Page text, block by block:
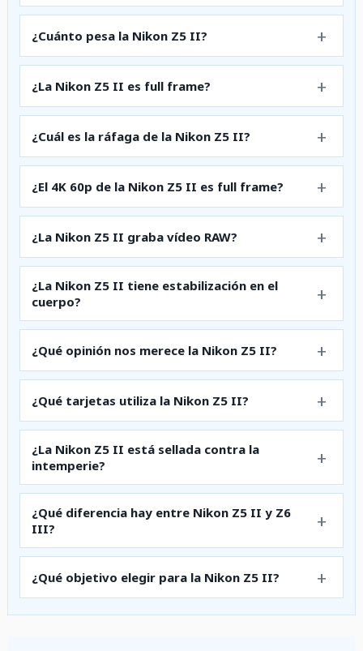
¿Cuánto pesa la Nikon Z5 II?
¿La Nikon Z5 II es full frame?
¿Cuál es la ráfaga de la Nikon Z5 II?
¿El 4K 60p de la Nikon Z5 II es full frame?
¿La Nikon Z5 II graba vídeo RAW?
¿La Nikon Z5 II tiene estabilización en el
cuerpo?
¿Qué opinión nos merece la Nikon Z5 II?
¿Qué tarjetas utiliza la Nikon Z5 II?
¿La Nikon Z5 II está sellada contra la
intemperie?
¿Qué diferencia hay entre Nikon Z5 II y Z6
III?
¿Qué objetivo elegir para la Nikon Z5 II?